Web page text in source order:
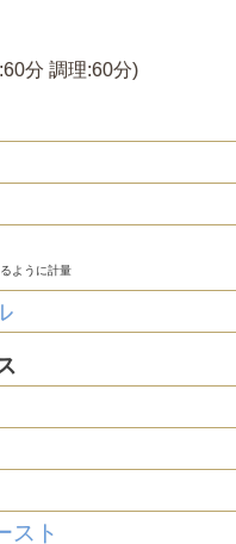
60分 調理:60分)
ように計量
スト